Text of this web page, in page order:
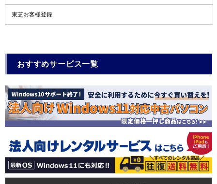
東芝お客様登録
おすすめサービス一覧